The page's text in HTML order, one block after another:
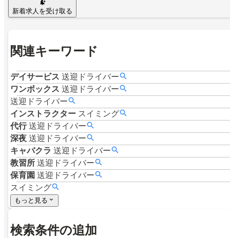
新着求人を受け取る
関連キーワード
デイサービス 送迎ドライバー
ワンボックス 送迎ドライバー
送迎ドライバー
インストラクター スイミング
代行 送迎ドライバー
深夜 送迎ドライバー
キャバクラ 送迎ドライバー
教習所 送迎ドライバー
保育園 送迎ドライバー
スイミング
もっと見る
検索条件の追加